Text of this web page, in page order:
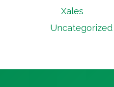
Xales
Uncategorized